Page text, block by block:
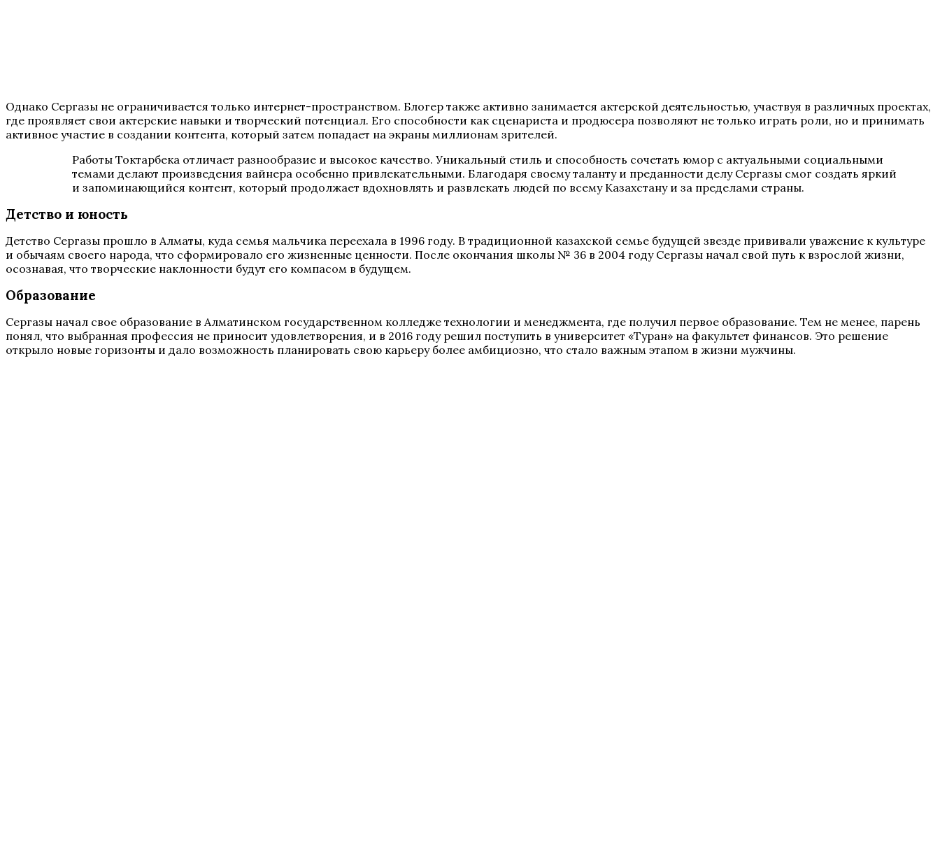
Однако Сергазы не ограничивается только интернет-пространством. Блогер также активно занимается актерской деятельностью, участвуя в различных проектах,
где проявляет свои актерские навыки и творческий потенциал. Его способности как сценариста и продюсера позволяют не только играть роли, но и принимать
активное участие в создании контента, который затем попадает на экраны миллионам зрителей.
Работы Токтарбека отличает разнообразие и высокое качество. Уникальный стиль и способность сочетать юмор с актуальными социальными
темами делают произведения вайнера особенно привлекательными. Благодаря своему таланту и преданности делу Сергазы смог создать яркий
и запоминающийся контент, который продолжает вдохновлять и развлекать людей по всему Казахстану и за пределами страны.
Детство и юность
Детство Сергазы прошло в Алматы, куда семья мальчика переехала в 1996 году. В традиционной казахской семье будущей звезде прививали уважение к культуре
и обычаям своего народа, что сформировало его жизненные ценности. После окончания школы № 36 в 2004 году Сергазы начал свой путь к взрослой жизни,
осознавая, что творческие наклонности будут его компасом в будущем.
Образование
Сергазы начал свое образование в Алматинском государственном колледже технологии и менеджмента, где получил первое образование. Тем не менее, парень
понял, что выбранная профессия не приносит удовлетворения, и в 2016 году решил поступить в университет «Туран» на факультет финансов. Это решение
открыло новые горизонты и дало возможность планировать свою карьеру более амбициозно, что стало важным этапом в жизни мужчины.